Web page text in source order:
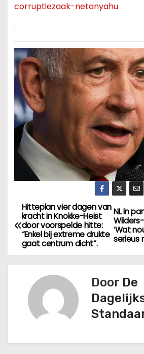
corruptiezaak-netanyahu
.
B
e
t
NL in
‘Wat
serieus
Hitteplan vier dagen van
kracht in Knokke-Heist
door voorspelde hitte:
“Enkel bij extreme drukte
gaat centrum dicht”.
Door De